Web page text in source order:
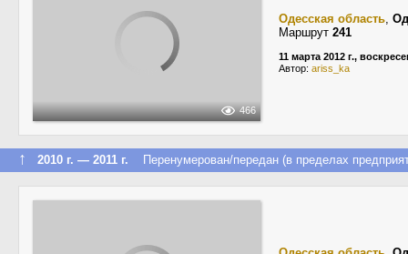
466
Одесская область,
Маршрут 241
11 марта 2012 г.,
Автор: ariss_ka
↑ 2010 г. — 2011 г. Перенумерован/передан (в пределах